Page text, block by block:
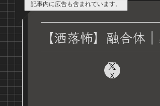
記事内に広告も含まれています。
【洒落怖】融合体
X